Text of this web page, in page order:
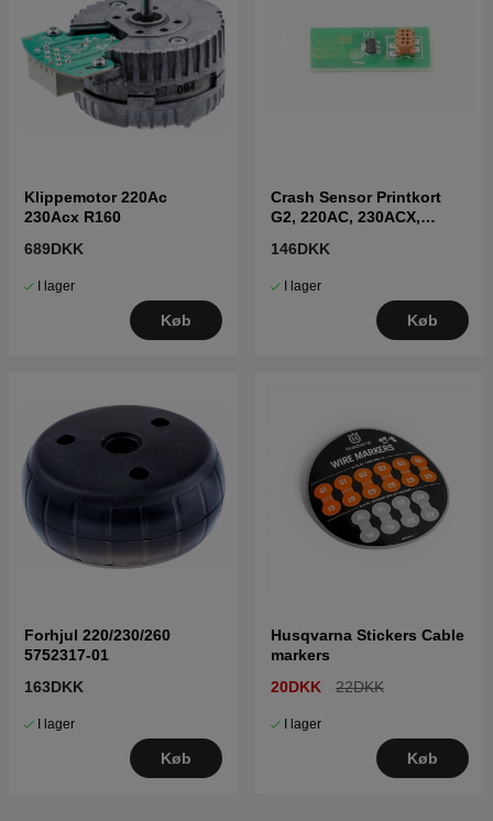
Klippemotor 220Ac
230Acx R160
689DKK
I lager
Køb
Crash Sensor Printkort
G2, 220AC, 230ACX,
146DKK
I lager
Køb
Forhjul 220/230/260
5752317-01
163DKK
I lager
Køb
Husqvarna Stickers Cable
markers
20DKK
22DKK
I lager
Køb